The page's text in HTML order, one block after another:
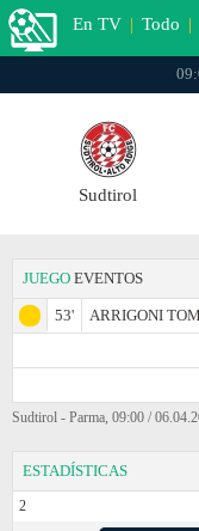
En TV | Todo |
Sudtirol
JUEGO EVENTOS
53'
ARRIGONI
Sudtirol - Parma, 09:00 /
ESTADÍSTICAS
2